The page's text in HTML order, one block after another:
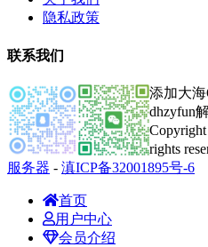
隐私政策
联系我们
添加大海
dhzyfun
rights
服务器 - 滇ICP备32001895号-6
首页
用户中心
会员介绍